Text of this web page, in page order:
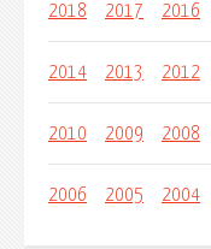
2018 2017 2016
2014 2013 2012
2010 2009 2008
2006 2005 2004